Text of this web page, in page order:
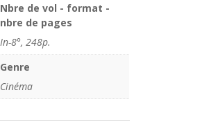
Nbre de vol - format -
nbre de pages
In-8°, 248p.
Genre
Cinéma